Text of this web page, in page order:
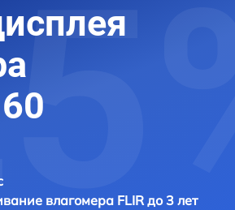
влагомера FLIR до 3 лет